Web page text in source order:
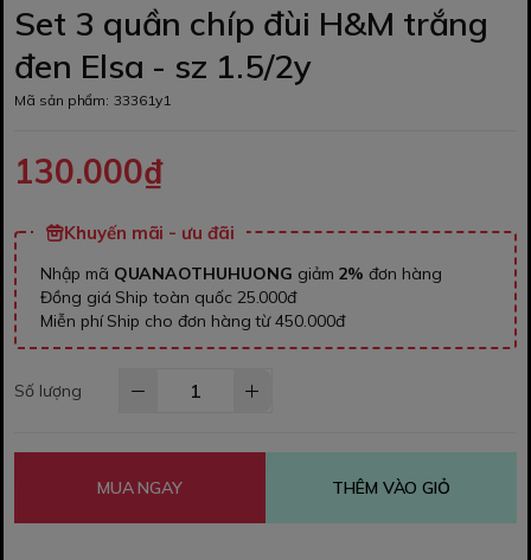
Set 3 quần chíp đùi H&M trắng
đen Elsa - sz 1.5/2y
Mã sản phẩm: 33361y1
130.000₫
Khuyến mãi - ưu đãi
Nhập mã QUANAOTHUHUONG giảm 2% đơn hàng
Đồng giá Ship toàn quốc 25.000đ
Miễn phí Ship cho đơn hàng từ 450.000đ
Số lượng
MUA NGAY THÊM VÀO GIỎ